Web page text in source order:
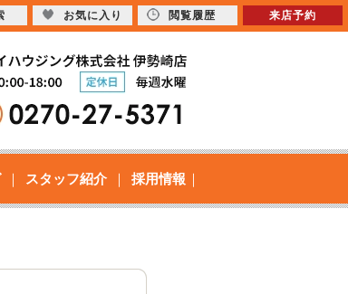
スタッフ紹介 採用情報
お気に入り 閲覧履歴 来店予約